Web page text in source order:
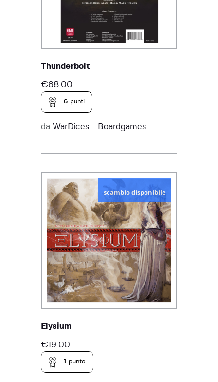
Thunderbolt
€68.00
6 punti
da WarDices - Boardgames
scambio disponibile
Elysium
€19.00
punto